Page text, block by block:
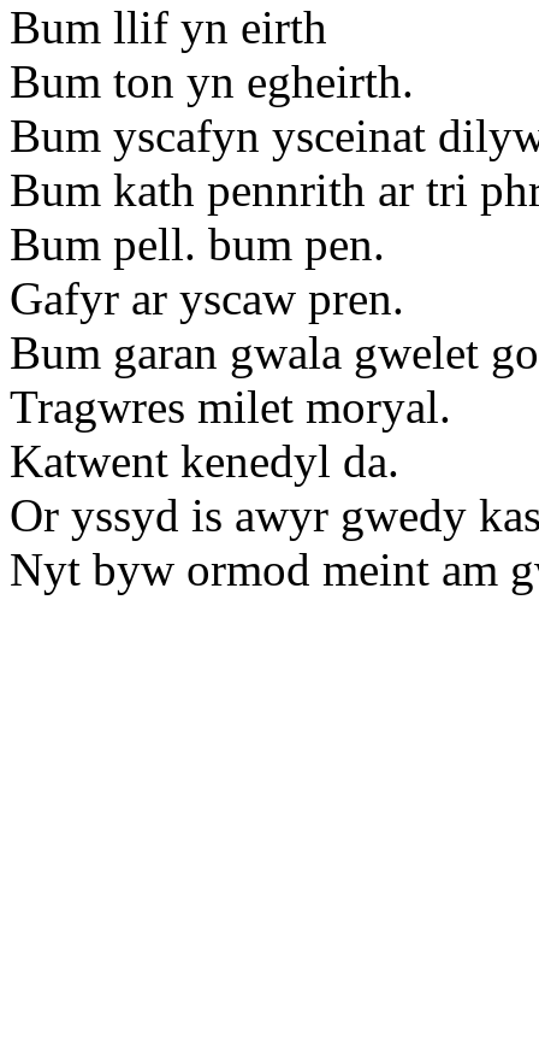
Bum llif yn eirth
Bum ton yn egheirth.
Bum yscafyn ysceinat
Bum kath pennrith ar tri
Bum pell. bum pen.
Gafyr ar yscaw pren.
Bum garan gwala gwelet
Tragwres milet moryal.
Katwent kenedyl da.
Or yssyd is awyr gwedy
Nyt byw ormod meint am